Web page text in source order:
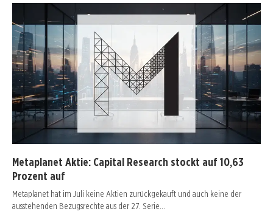
Metaplanet Aktie: Capital Research stockt auf 10,63
Prozent auf
Metaplanet hat im Juli keine Aktien zurückgekauft und auch keine der
ausstehenden Bezugsrechte aus der 27. Serie…